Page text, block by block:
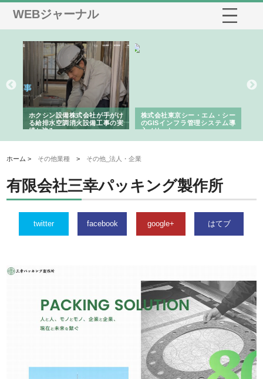
WEBジャーナル
ホクシン設備株式会社が手がけ
る給排水空調消火設備工事の実
績と強み
株式会社東京シー・エム・シー
のGISインフラ管理システム導
入メリット
ホーム > その他業種 > その他_法人・企業
有限会社三幸パッキング製作所
twitter facebook google+ はてブ